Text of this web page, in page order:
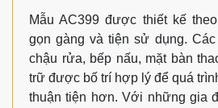
Mẫu AC399 được thiết kế
gọn gàng và tiện sử dụng.
chậu rửa, bếp nấu, mặt bàn
trữ được bố trí hợp lý để quá
thuận tiện hơn. Với những gia